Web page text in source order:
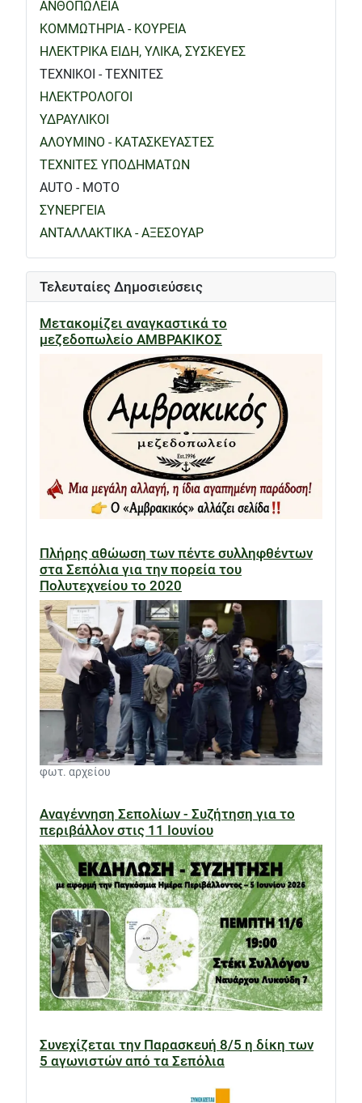
ΑΝΘΟΠΩΛΕΙΑ
ΚΟΜΜΩΤΗΡΙΑ - ΚΟΥΡΕΙΑ
ΗΛΕΚΤΡΙΚΑ ΕΙΔΗ, ΥΛΙΚΑ, ΣΥΣΚΕΥΕΣ
ΤΕΧΝΙΚΟΙ - ΤΕΧΝΙΤΕΣ
ΗΛΕΚΤΡΟΛΟΓΟΙ
ΥΔΡΑΥΛΙΚΟΙ
ΑΛΟΥΜΙΝΟ - ΚΑΤΑΣΚΕΥΑΣΤΕΣ
ΤΕΧΝΙΤΕΣ ΥΠΟΔΗΜΑΤΩΝ
AUTO - MOTO
ΣΥΝΕΡΓΕΙΑ
ΑΝΤΑΛΛΑΚΤΙΚΑ - ΑΞΕΣΟΥΑΡ
Τελευταίες Δημοσιεύσεις
Μετακομίζει αναγκαστικά το
μεζεδοπωλείο ΑΜΒΡΑΚΙΚΟΣ
Πλήρης αθώωση των πέντε συλληφθέντων
στα Σεπόλια για την πορεία του
Πολυτεχνείου το 2020
φωτ. αρχείου
Αναγέννηση Σεπολίων - Συζήτηση για το
περιβάλλον στις 11 Ιουνίου
Συνεχίζεται την Παρασκευή 8/5 η δίκη των
5 αγωνιστών από τα Σεπόλια